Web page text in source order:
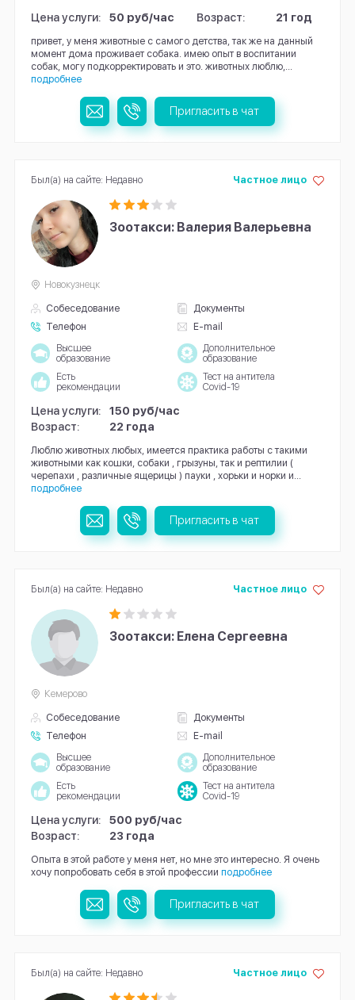
Цена услуги: 50 руб/час Возраст: 21 год
привет, у меня животные с самого детства, так же на данный
момент дома проживает собака. имею опыт в воспитании
собак, могу подкорректировать и это. животных люблю,...
подробнее
Пригласить в чат
Зоотакси: Валерия Валерьевна
Собеседование
Документы
Телефон
E-mail
Частное лицо
Новокузнецк
Высшее
образование
Дополнительное
образование
Есть
рекомендации
Тест на антитела
Covid-19
Цена услуги:
150 руб/час
Возраст:
22 года
Люблю животных любых, имеется практика работы с такими
животными как кошки, собаки , грызуны, так и рептилии (
черепахи , различные ящерицы ) пауки , хорьки и норки и...
подробнее
Был(а) на сайте: Недавно
Пригласить в чат
Зоотакси: Елена Сергеевна
Собеседование
Документы
Телефон
E-mail
Частное лицо
Кемерово
Высшее
образование
Дополнительное
образование
Есть
рекомендации
Тест на антитела
Covid-19
Цена услуги:
500 руб/час
Возраст:
23 года
Опыта в этой работе у меня нет, но мне это интересно. Я очень
хочу попробовать себя в этой профессии подробнее
Был(а) на сайте: Недавно
Пригласить в чат
Частное лицо
Был(а) на сайте: Недавно